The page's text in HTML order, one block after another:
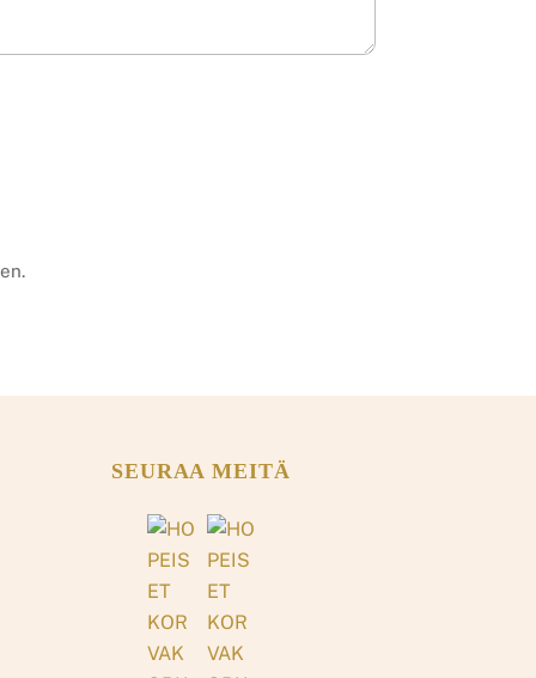
SEURAA MEITÄ